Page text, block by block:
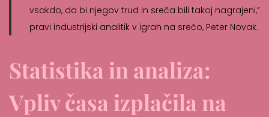
vsakdo, da bi njegov trud in sreča bili takoj nagrajeni,”
pravi industrijski analitik v igrah na srečo, Peter Novak.
Statistika in analiza:
Vpliv časa izplačila na